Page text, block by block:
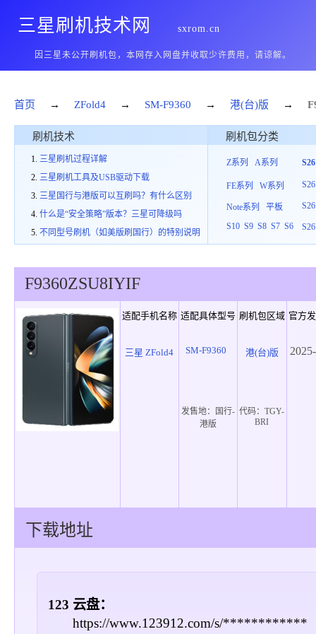
三星刷机技术网 sxrom.cn
因三星未公开刷机包，本网存入网盘并收取少许费用，请谅解。
首页 → ZFold4 → SM-F9360 → 港(台)版 →
刷机技术
三星刷机过程详解
三星刷机工具及USB驱动下载
三星国行与港版可以互刷吗？有什么区别
什么是“安全策略”版本？三星可降级吗
不同型号刷机（如美版刷国行）的特别说明
刷机包分类
Z系列 A系列
FE系列 W系列
Note系列
平板
S10 S9 S8 S7 S6
S26
F9360ZSU8IYIF
适配手机名称 适配具体型号 刷机包区域 官方
三星 ZFold4 SM-F9360 港(台)版
发售地：
国行-
港版
代码：TGY-
BRI
下载地址
123 云盘：
https://www.123912.com/s/************